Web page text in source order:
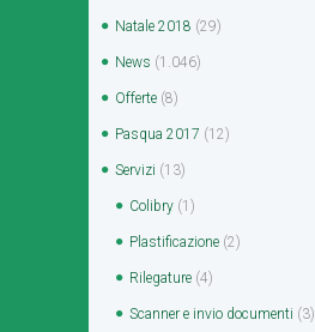
Natale 2018 (29)
News (1.046)
Offerte (8)
Pasqua 2017 (12)
Servizi (13)
Colibry (1)
Plastificazione (2)
Rilegature (4)
Scanner e invio documenti (3)